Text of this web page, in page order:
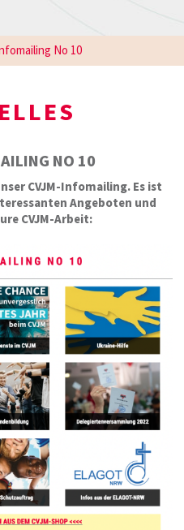
No 10
NO 10
CVJM-Infomailing. Es ist
Angeboten und
CVJM-Arbeit: